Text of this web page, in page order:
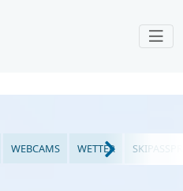
WEBCAMS WETTER